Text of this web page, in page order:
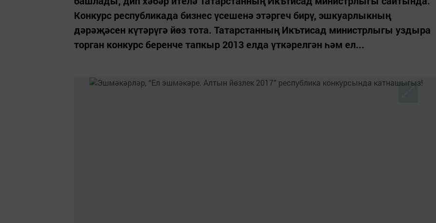
Конкурс республикада бизнес үсешенә этәргеч бирү, эшкуарлыкның
дәрәҗәсен күтәрүгә йөз тота. Татарстанның Икътисад министрлыгы уздыра
торган конкурс беренче тапкыр 2013 елда үткәрелгән һәм ел...